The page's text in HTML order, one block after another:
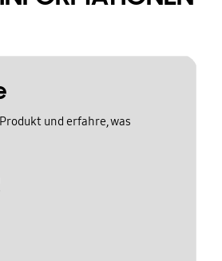
und erfahre, was